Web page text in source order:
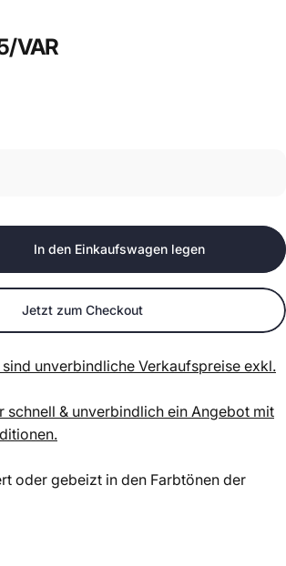
VAR
In den Einkaufswagen legen
Jetzt zum Checkout
unverbindliche Verkaufspreise exkl.
schnell & unverbindlich ein Angebot mit
oder gebeizt in den Farbtönender